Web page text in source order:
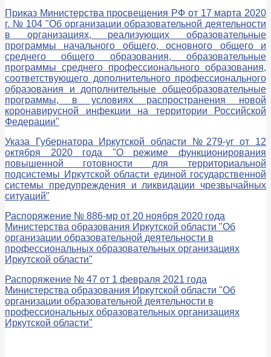
Приказ Министерства просвещения РФ от 17 марта 2020
г. № 104 "Об организации образовательной деятельности
в организациях, реализующих образовательные
программы начального общего, основного общего и
среднего общего образования, образовательные
программы среднего профессионального образования,
соответствующего дополнительного профессионального
образования и дополнительные общеобразовательные
программы, в условиях распространения новой
коронавирусной инфекции на территории Российской
Федерации"
Указа Губернатора Иркутской области №279-уг от 12
октября 2020 года "О режиме функционирования
повышенной готовности для территориальной
подсистемы Иркутской области единой государственной
системы предупреждения и ликвидации чрезвычайных
ситуаций"
Распоряжение № 886-мр от 20 ноября 2020 года
Министерства образования Иркутской области "Об
организации образовательной деятельности в
профессиональных образовательных организациях
Иркутской области"
Распоряжение № 47 от 1 февраля 2021 года
Министерства образования Иркутской области "Об
организации образовательной деятельности в
профессиональных образовательных организациях
Иркутской области"